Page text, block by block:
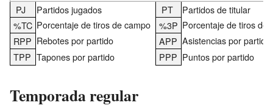
PJ Partidos jugados PT
Partidos de titular
%TC Porcentaje de tiros de campo %3P Porcentaje de tiros de
RPP Rebotes por partido APP Asistencias por partido
TPP Tapones por partido PPP Puntos por partido
Temporada regular